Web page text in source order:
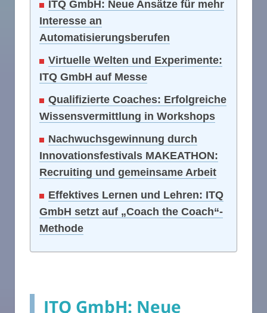
ITQ GmbH: Neue Ansätze für mehr
Interesse an
Automatisierungsberufen
Virtuelle Welten und Experimente:
ITQ GmbH auf Messe
Qualifizierte Coaches: Erfolgreiche
Wissensvermittlung in Workshops
Nachwuchsgewinnung durch
Innovationsfestivals MAKEATHON:
Recruiting und gemeinsame Arbeit
Effektives Lernen und Lehren: ITQ
GmbH setzt auf „Coach the Coach“-
Methode
ITQ GmbH: Neue